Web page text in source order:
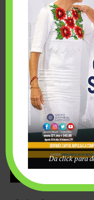
Fairmont Mayakoba y
esfuerzos para hacer
Da click para